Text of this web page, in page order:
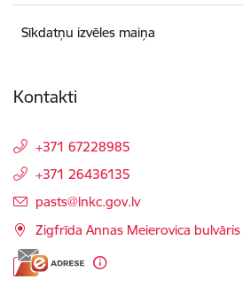
Sīkdatņu izvēles maiņa
Kontakti
+371 67228985
+371 26436135
E-pasts:
pasts@lnkc.gov.lv
Zigfrīda Annas Meierovica